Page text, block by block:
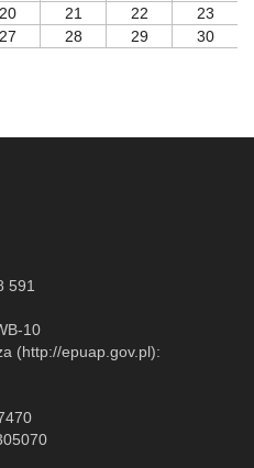
20 21 22
23
27 28 29
30
591
10
(http://epuap.gov.pl):